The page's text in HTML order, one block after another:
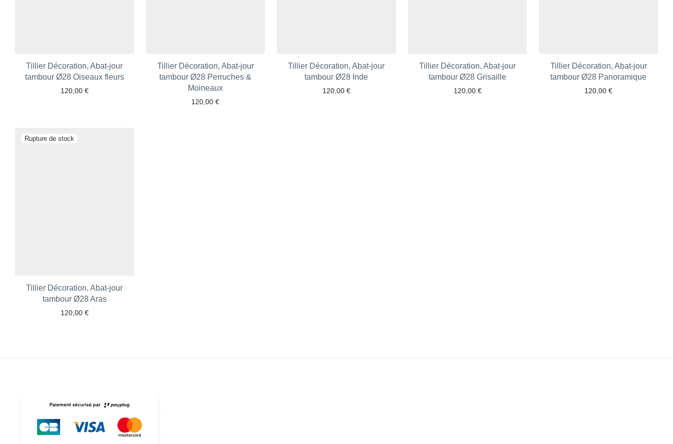
Tillier Décoration, Abat-jour
tambour Ø28 Oiseaux fleurs
120,00 €
Tillier Décoration, Abat-jour
tambour Ø28 Perruches &
Moineaux
120,00€
Tillier Décoration, Abat-jour
tambour Ø28 Inde
120,00 €
Tillier Décoration, Abat-jour
tambour Ø28 Grisaille
120,00 €
Tillier Décoration, Abat-jour
tambour Ø28 Panoramique
120,00€
Tillier Décoration, Abat-jour
tambour Ø28 Aras
120,00 €